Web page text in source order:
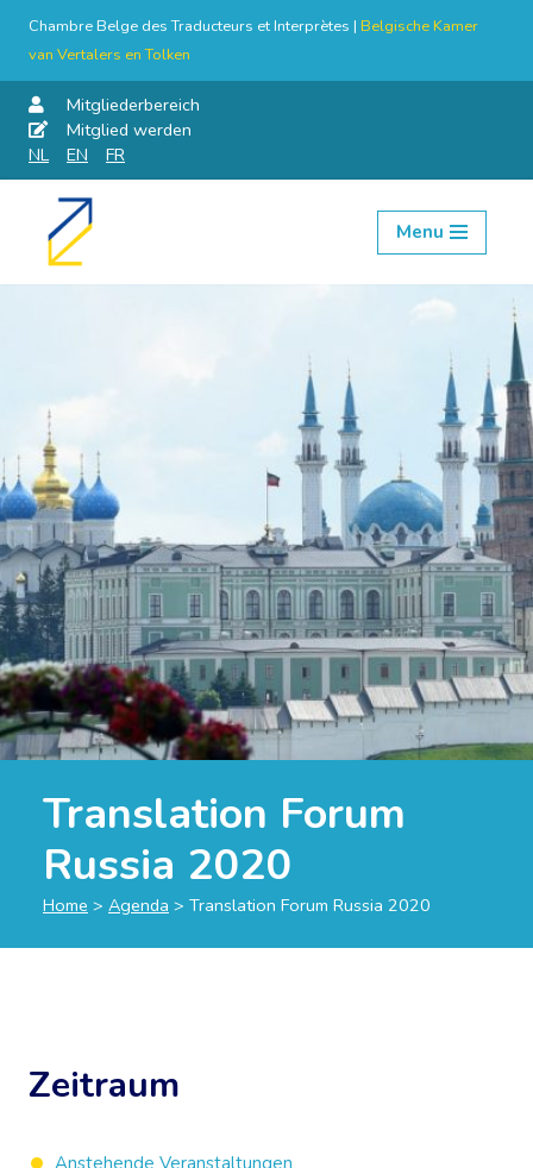
Chambre Belge des Traducteurs et Interprètes | Belgische Kamer
van Vertalers en Tolken
Mitgliederbereich
Mitglied werden
NL
EN FR
Skip
Menu
Translation Forum
Russia 2020
Home > Agenda > Translation Forum Russia 2020
Zeitraum
Anstehende Veranstaltungen